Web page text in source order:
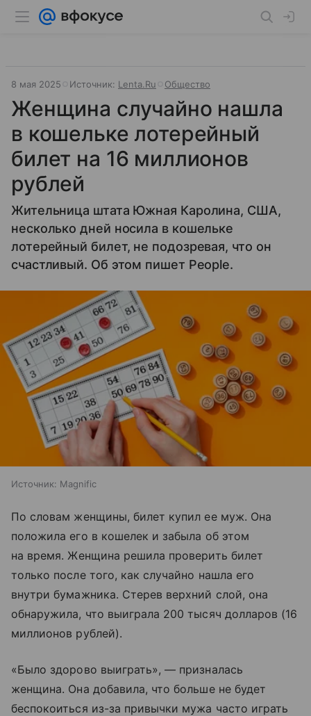
8 мая 2025 Источник: Lenta.Ru Общество
Женщина случайно нашла
в кошельке лотерейный
билет на 16 миллионов
рублей
Жительница штата Южная Каролина, США,
несколько дней носила в кошельке
лотерейный билет, не подозревая, что он
счастливый. Об этом пишет People.
Источник: Magnific
По словам женщины, билет купил ее муж. Она
положила его в кошелек и забыла об этом
на время. Женщина решила проверить билет
только после того, как случайно нашла его
внутри бумажника. Стерев верхний слой, она
обнаружила, что выиграла 200 тысяч долларов (16
миллионов рублей).
«Было здорово выиграть», — призналась
женщина. Она добавила, что больше не будет
беспокоиться из-за привычки мужа часто играть